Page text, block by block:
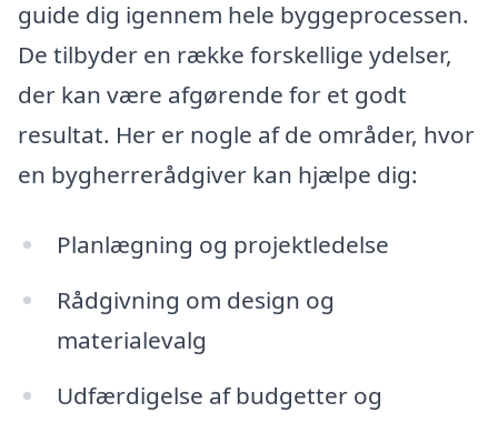
guide dig igennem hele byggeprocessen.
De tilbyder en række forskellige ydelser,
der kan være afgørende for et godt
resultat. Her er nogle af de områder, hvor
en bygherrerådgiver kan hjælpe dig:
Planlægning og projektledelse
Rådgivning om design og
materialevalg
Udfærdigelse af budgetter og